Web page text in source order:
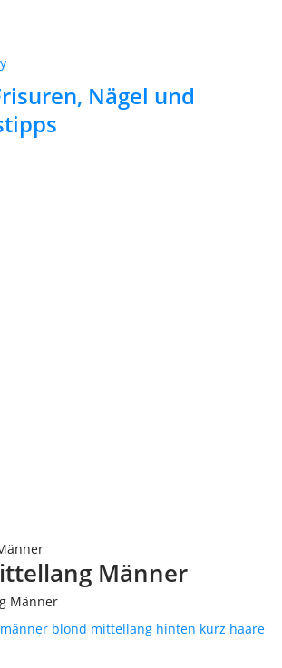
Nägel und
Männer
blond mittellang hinten kurz haare